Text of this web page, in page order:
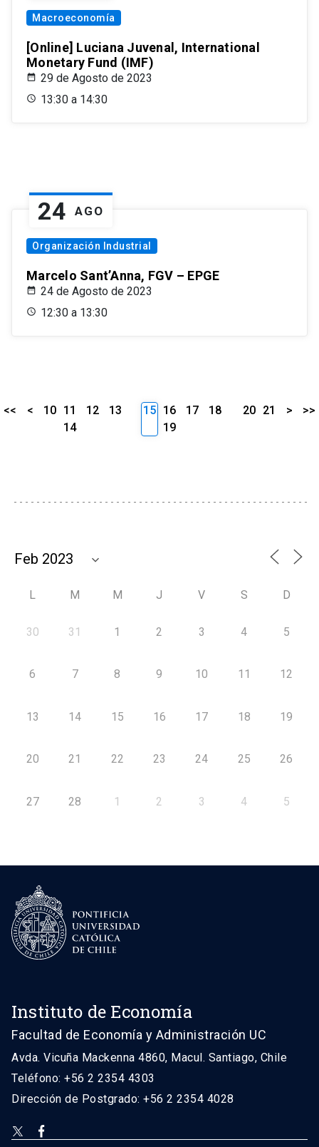
Macroeconomía
[Online] Luciana Juvenal, International
Monetary Fund (IMF)
29 de Agosto de 2023
13:30 a 14:30
24 AGO
Organización Industrial
Marcelo Sant’Anna, FGV – EPGE
24 de Agosto de 2023
12:30 a 13:30
<< < 10 11 12
13
14
15 16 17
18
19
20 21 > >>
L M M J V S D
30 31 1 2 3 4 5
6 7 8 9 10 11 12
13 14 15 16 17 18 19
20 21 22 23 24 25 26
27 28 1 2 3 4 5
Instituto de Economía
Facultad de Economía y Administración UC
Avda. Vicuña Mackenna 4860, Macul. Santiago, Chile
Teléfono: +56 2 2354 4303
Dirección de Postgrado: +56 2 2354 4028